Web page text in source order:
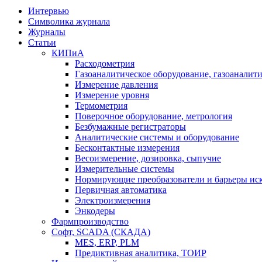
Интервью
Символика журнала
Журналы
Статьи
КИПиА
Расходометрия
Газоаналитическое оборудование,
Измерение давления
Измерение уровня
Термометрия
Поверочное оборудование, метрология
Безбумажные регистраторы
Аналитические системы и оборудование
Бесконтактные измерения
Весоизмерение, дозировка, сыпучие
Измерительные системы
Нормирующие преобразователи и барьеры
Первичная автоматика
Электроизмерения
Энкодеры
Фармпроизводство
Софт, SCADA (СКАДА)
MES, ERP, PLM
Предиктивная аналитика, ТОИР